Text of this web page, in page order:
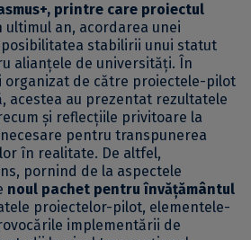
, printre care proiectul
ultimul an, acordarea unei
stabilirii unui statut
alianțele de universități. În
organizat de către proiectele-pilot
acestea au prezentat rezultatele
și reflecțiile privitoare la
pentru transpunerea
în realitate. De altfel,
pornind de la aspectele
noul pachet pentru învățământul
proiectelor-pilot, elementele-
implementării de